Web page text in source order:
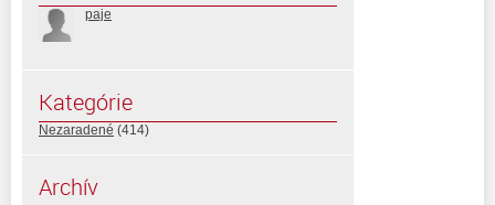
paje
Kategórie
Nezaradené (414)
Archív